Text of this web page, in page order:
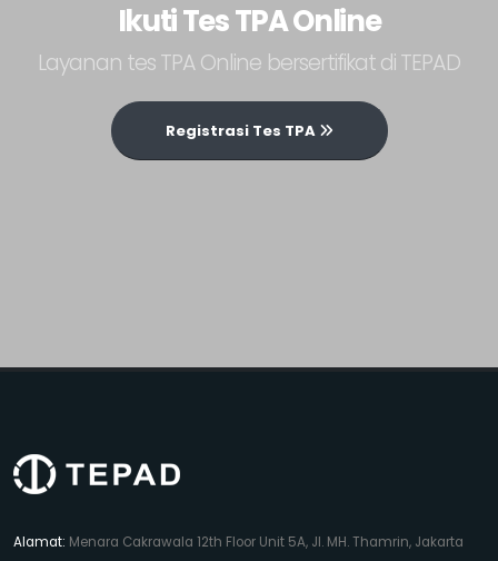
Ikuti Tes TPA Online
Layanan tes TPA Online bersertifikat di TEPAD
Registrasi Tes TPA
Alamat: Menara Cakrawala 12th Floor Unit 5A, Jl. MH. Thamrin, Jakarta